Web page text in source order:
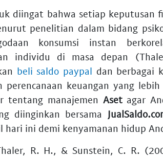
diingat bahwa setiap keputusan
penelitian dalam bidang
konsumsi instan
individu di masa depan
beli saldo paypal dan berbagai
perencanaan keuangan yang
tentang manajemen Asetagar
diinginkan bersama
hari ini demi kenyamanan hidup
R. H., & Sunstein, C. R.